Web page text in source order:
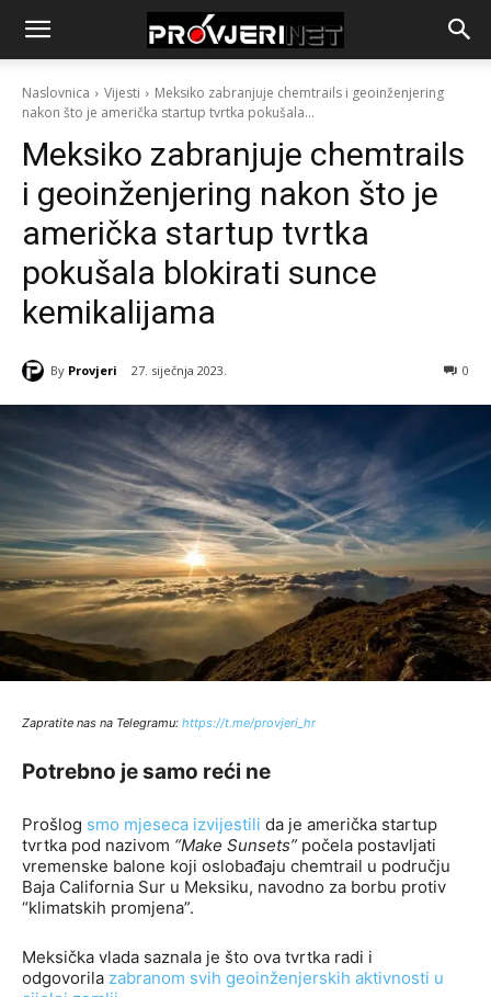
Naslovnica Vijesti
Meksiko zabranjuje chemtrails i geoinženjering
nakon što je američka startup tvrtka pokušala...
Meksiko zabranjuje chemtrails
i geoinženjering nakon što je
američka startup tvrtka
pokušala blokirati sunce
kemikalijama
By Provjeri 27. siječnja 2023. 0
Zapratite nas na Telegramu: https://t.me/provjeri_hr
Potrebno je samo reći ne
Prošlog smo mjeseca izvijestili da je američka startup
tvrtka pod nazivom “Make Sunsets” počela postavljati
vremenske balone koji oslobađaju chemtrail u području
Baja California Sur u Meksiku, navodno za borbu protiv
“klimatskih promjena”.
Meksička vlada saznala je što ova tvrtka radi i
odgovorila zabranom svih geoinženjerskih aktivnosti u